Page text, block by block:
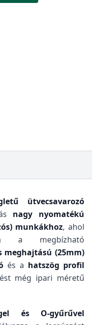
ütvecsavarozó
nagy nyomatékú
munkákhoz, ahol
a megbízható
meghajtású (25mm)
és a hatszög profil
még ipari méretű
és O-gyűrűvel